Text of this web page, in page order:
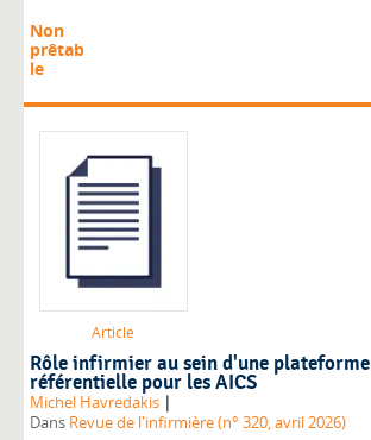
Non
prêtab
le
Article
Rôle infirmier au sein d'une plateforme
référentielle pour les AICS
Michel Havredakis |
Dans Revue de l'infirmière (n° 320, avril 2026)